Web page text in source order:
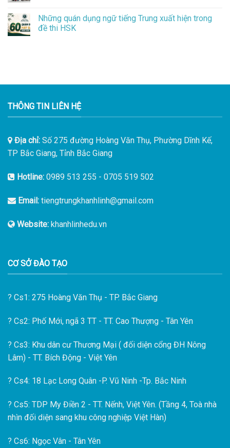
Những quán dụng ngữ tiếng Trung xuất hiện trong
đề thi HSK
THÔNG TIN LIÊN HỆ
Địa chỉ: Số 275 đường Hoàng Văn Thụ, Phường Dĩnh Kế,
TP Bắc Giang, Tỉnh Bắc Giang
Hotline: 0989 513 255 - 0705 519 502
Email: tiengtrungkhanhlinh@gmail.com
Website: khanhlinhedu.vn
CƠ SỞ ĐÀO TẠO
? Cs1: 275 Hoàng Văn Thụ - TP. Bắc Giang
? Cs2: Phố Mới, ngã 3 TT - TT. Cao Thượng - Tân Yên
? Cs3: Khu dân cư Thương Mại ( đối diện cổng ĐH Nông
Lâm) - TT. Bích Động - Việt Yên
? Cs4: 18 Lạc Long Quân -P. Vũ Ninh -Tp. Bắc Ninh
? Cs5: TDP My Điền 2 - TT. Nếnh, Việt Yên. (Tầng 4, Toà nhà
nhìn đối diện sang khu công nghiệp Việt Hàn)
? Cs6: Ngọc Vân - Tân Yên